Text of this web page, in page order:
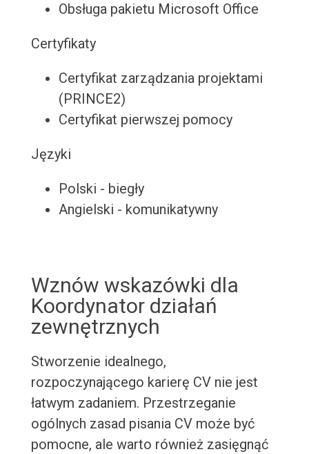
Obsługa pakietu Microsoft Office
Certyfikaty
Certyfikat zarządzania projektami
(PRINCE2)
Certyfikat pierwszej pomocy
Języki
Polski - biegły
Angielski - komunikatywny
Wznów wskazówki dla
Koordynator działań
zewnętrznych
Stworzenie idealnego,
rozpoczynającego karierę CV nie jest
łatwym zadaniem. Przestrzeganie
ogólnych zasad pisania CV może być
pomocne, ale warto również zasięgnąć